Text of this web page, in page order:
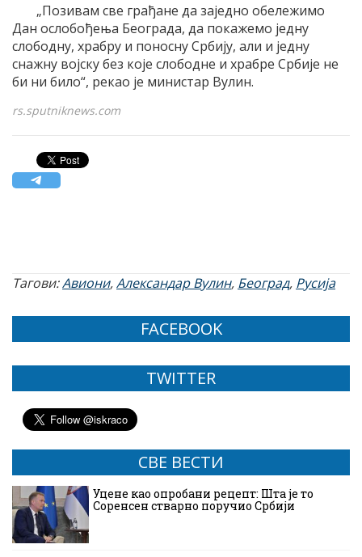
„Позивам све грађане да заједно обележимо
Дан ослобођења Београда, да покажемо једну
слободну, храбру и поносну Србију, али и једну
снажну војску без које слободне и храбре Србије не
би ни било“, рекао је министар Вулин.
rs.sputniknews.com
Тагови:Авиони,Александар Вулин, Београд, Русија
FACEBOOK
TWITTER
СВЕ ВЕСТИ
Уцене као опробани рецепт: Шта је то
Соренсен стварно поручио Србији